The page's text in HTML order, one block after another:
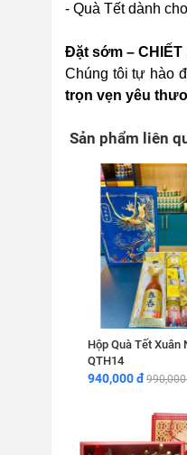
- Quà Tết dành
Đặt sớm – CHIẾT
Chúng tôi tự hào
trọn vẹn yêu
Sản phẩm liên
Hộp Quà Tết Xuân
QTH14
940,000 đ